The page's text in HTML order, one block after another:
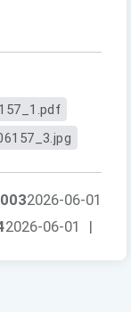
2026-06-01
2026-06-01 |